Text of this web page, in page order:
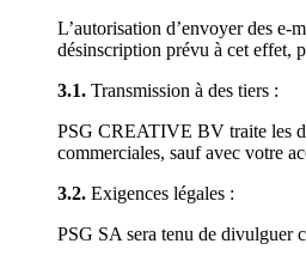
L’autorisation d’envoyer des e-
désinscription prévu à cet effet,
3.1. Transmission à des tiers :
PSG CREATIVE BV traite les
commerciales, sauf avec votre
3.2. Exigences légales :
PSG SA sera tenu de divulguer